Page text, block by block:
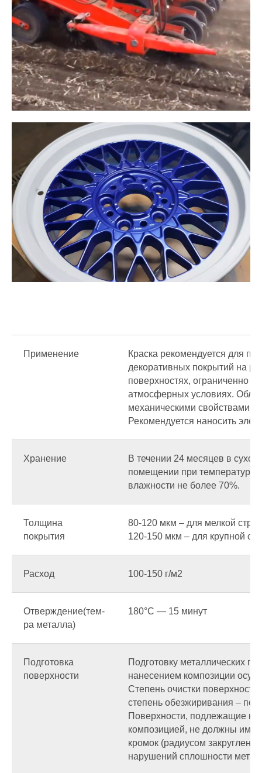
Применение
Краска рекомендуется для
декоративных покрытий на
поверхностях, ограниченно
атмосферных условиях.
механическими свойствами,
Рекомендуется наносить
Хранение
В течении 24 месяцев в
помещении при температуре
влажности не более 70%.
Толщина
покрытия
80-120 мкм – для мелкой
120-150 мкм – для крупной
Расход 100-150 г/м2
Отверждение(тем-
ра металла)
180°С — 15 минут
Подготовка
поверхности
Подготовку металлических
нанесением композиции
Степень очистки
степень обезжиривания –
Поверхности, подлежащие
композицией, не должны
кромок (радиусом
нарушений сплошности